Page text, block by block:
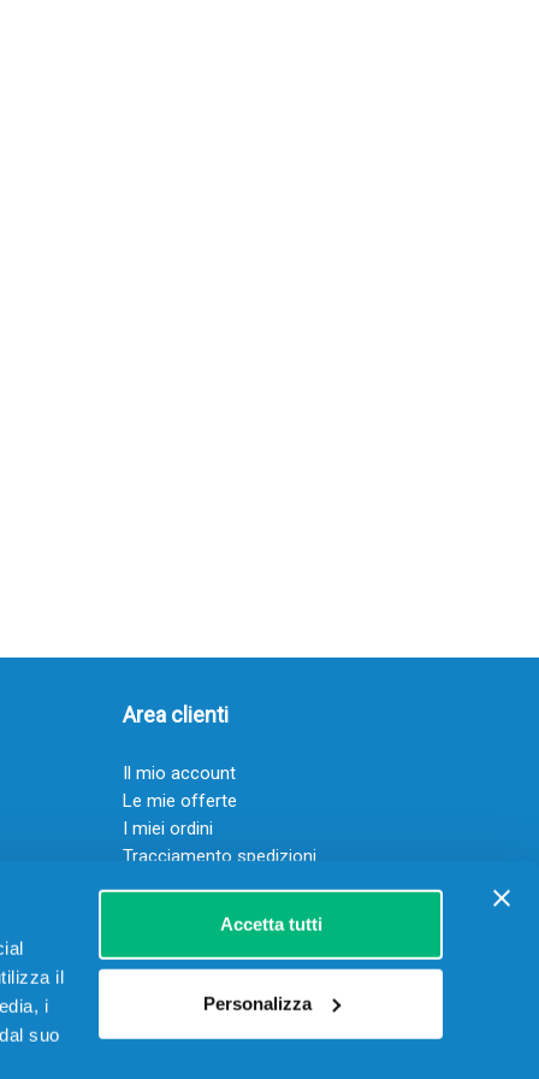
il
i
suo
Accetta tutti
Personalizza
Area clienti
Il mio account
Le mie offerte
I miei ordini
Tracciamento spedizioni
Resi
Servizio clienti